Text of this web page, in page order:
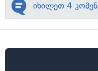
იხილეთ 4